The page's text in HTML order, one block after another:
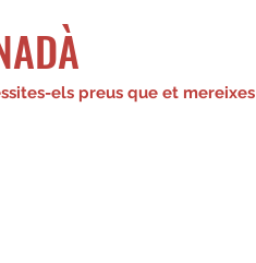
els preus que et mereixes